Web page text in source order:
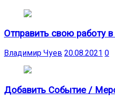
Отправить свою работу
Владимир Чуев 20.08.2021 0
Добавить Событие /